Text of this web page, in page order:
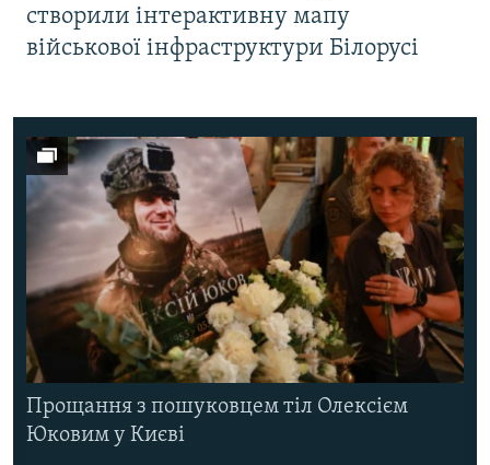
створили інтерактивну мапу
військової інфраструктури Білорусі
Прощання з пошуковцем тіл Олексієм
Юковим у Києві